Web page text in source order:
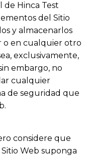
de Hinca Test
del Sitio
y almacenarlos
o en cualquier otro
exclusivamente,
embargo, no
cualquier
de seguridad que
considere que
Web suponga